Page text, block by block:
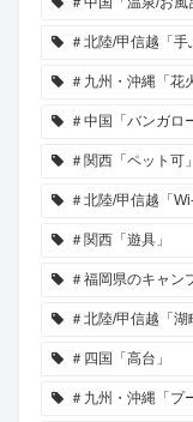
＃北陸/甲信越「手
＃九州・沖縄「花
＃中国「バンガロ
＃関西「ペット可」
＃北陸/甲信越「
＃関西「遊具」
＃福岡県のキャン
＃北陸/甲信越「湖
＃四国「高台」
＃九州・沖縄「プ